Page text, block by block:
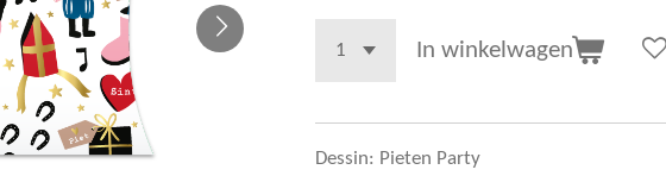
In winkelwagen
Dessin: Pieten Party